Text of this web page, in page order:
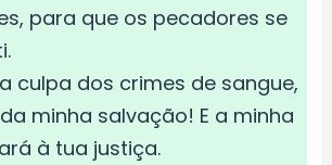
para que os pecadores se
culpa dos crimes de sangue,
minha salvação! E a minha
à tua justiça.